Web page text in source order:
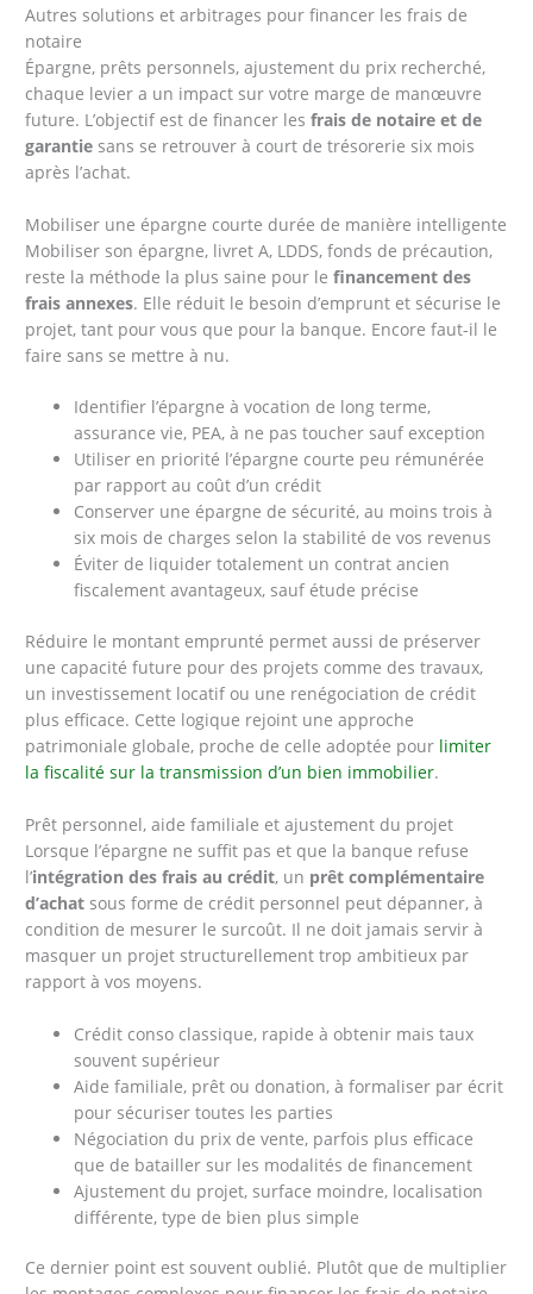
Autres solutions et arbitrages pour financer les frais de
notaire
Épargne, prêts personnels, ajustement du prix recherché,
chaque levier a un impact sur votre marge de manœuvre
future. L’objectif est de financer lesfrais de notaire et de
garantie sans se retrouver à court de trésorerie six mois
après l’achat.
Mobiliser une épargne courte durée de manière intelligente
Mobiliser son épargne, livret A, LDDS, fonds de précaution,
reste la méthode la plus saine pour lefinancement des
frais annexes. Elle réduit le besoin d’emprunt et sécurise le
projet, tant pour vous que pour la banque. Encore faut-il le
faire sans se mettre à nu.
Identifier l’épargne à vocation de long terme,
assurance vie, PEA, à ne pas toucher sauf exception
Utiliser en priorité l’épargne courte peu rémunérée
par rapport au coût d’un crédit
Conserver une épargne de sécurité, au moins trois à
six mois de charges selon la stabilité de vos revenus
Éviter de liquider totalement un contrat ancien
fiscalement avantageux, sauf étude précise
Réduire le montant emprunté permet aussi de préserver
une capacité future pour des projets comme des travaux,
un investissement locatif ou une renégociation de crédit
plus efficace. Cette logique rejoint une approche
patrimoniale globale, proche de celle adoptée pour limiter
la fiscalité sur la transmission d’un bien immobilier.
Prêt personnel, aide familiale et ajustement du projet
Lorsque l’épargne ne suffit pas et que la banque refuse
l’intégration des frais au crédit, un prêt complémentaire
d’achat sous forme de crédit personnel peut dépanner, à
condition de mesurer le surcoût. Il ne doit jamais servir à
masquer un projet structurellement trop ambitieux par
rapport à vos moyens.
Crédit conso classique, rapide à obtenir mais taux
souvent supérieur
Aide familiale, prêt ou donation, à formaliser par écrit
pour sécuriser toutes les parties
Négociation du prix de vente, parfois plus efficace
que de batailler sur les modalités de financement
Ajustement du projet, surface moindre, localisation
différente, type de bien plus simple
Ce dernier point est souvent oublié. Plutôt que de multiplier